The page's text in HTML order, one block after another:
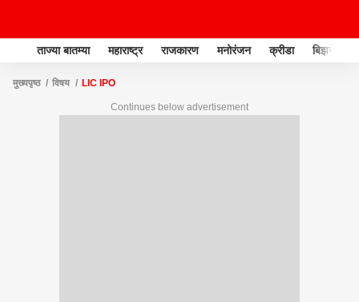
ताज्या बातम्या महाराष्ट्र राजकारण मनोरंजन क्रीडा बिझनेस
मुख्यपृष्ठ विषय LIC IPO
Continues below advertisement